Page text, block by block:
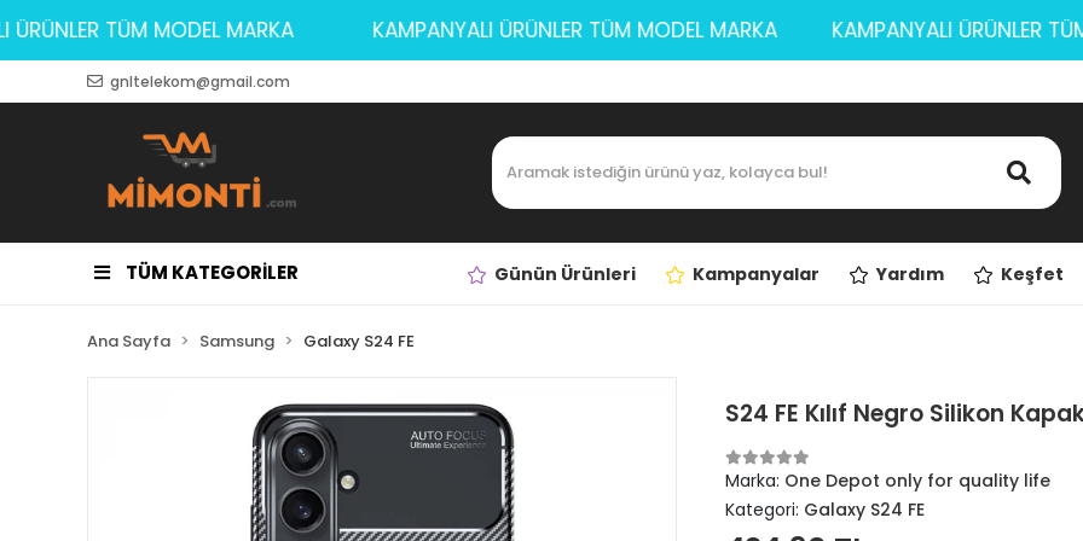
ÜRÜNLER TÜM MODEL MARKA KAMPANYALI ÜRÜNLER TÜM MODEL MARKA KAMPANYALI
gnltelekom@gmail.com
TÜM KATEGORİLER Günün Ürünleri Kampanyalar Yardım Keşfet
Ana Sayfa Samsung Galaxy S24 FE
S24 FE Kılıf Negro Silikon
Marka: One Depot only for quality life
Kategori: Galaxy S24 FE